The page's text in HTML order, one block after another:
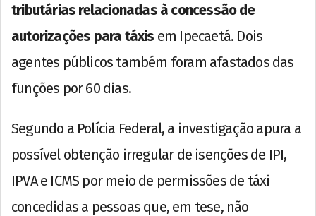
tributárias relacionadas à concessão de
autorizações para táxis em Ipecaetá. Dois
agentes públicos também foram afastados das
funções por 60 dias.
Segundo a Polícia Federal, a investigação apura a
possível obtenção irregular de isenções de IPI,
IPVA e ICMS por meio de permissões de táxi
concedidas a pessoas que, em tese, não